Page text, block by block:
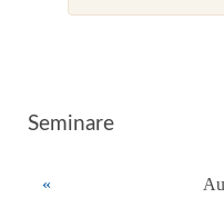
Seminare
«